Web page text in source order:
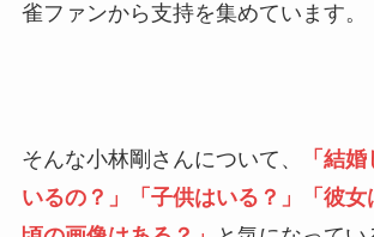
雀ファンから支持を集めています。
そんな小林剛さんについて、
「結
いるの？」「子供はいる？」「彼女